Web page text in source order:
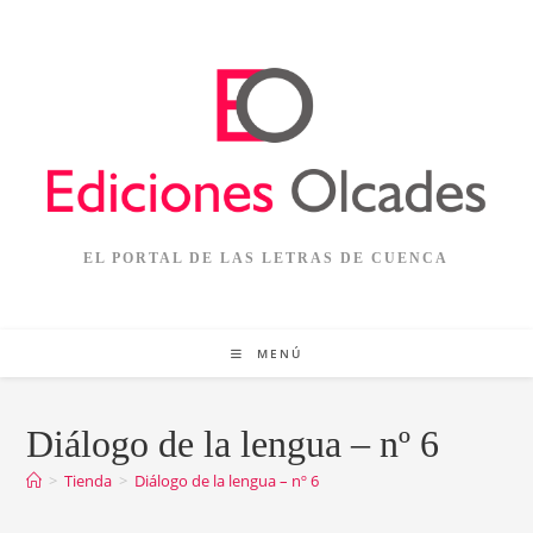
EL PORTAL DE LAS LETRAS DE CUENCA
MENÚ
Diálogo de la lengua – nº 6
> Tienda > Diálogo de la lengua – nº 6